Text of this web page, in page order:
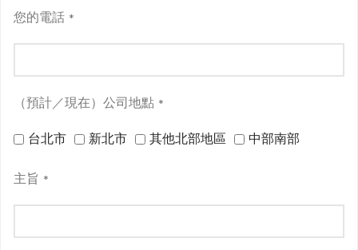
您的電話 *
（預計／現在）公司地點 *
台北市 新北市 其他北部地區 中部南部
主旨 *